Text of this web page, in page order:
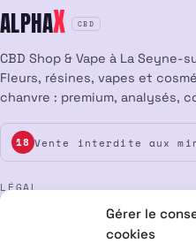
Gérer le
cookies
ALPHAX CBD
CBD Shop & Vape à La Seyne-
Fleurs, résines, vapes et
chanvre : premium, analysés,
18 Vente interdite aux
LÉGAL
CGV